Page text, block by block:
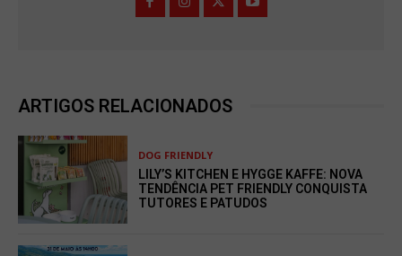
ARTIGOS RELACIONADOS
DOG FRIENDLY
LILY’S KITCHEN E HYGGE KAFFE: NOVA
TENDÊNCIA PET FRIENDLY CONQUISTA
TUTORES E PATUDOS